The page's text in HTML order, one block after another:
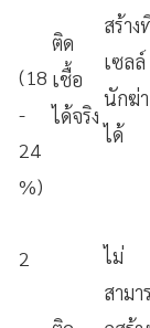
(18
-
24
%)
ติด
เชื้อ
ได้จริง
สร้าง
เซลล์
นักฆ่า
ได้
2
ไม่
สามาร